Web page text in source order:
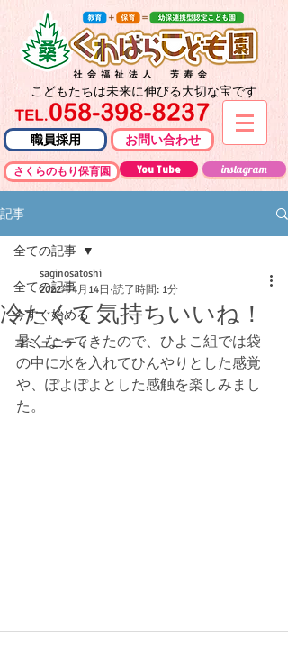
こどもたちは未来に伸びる大切な宝です
職員採用 お問い合わせ
さくらのもり保育園 You Tube instagram
記事
全ての記事
今すぐ始める
コミュニティ
全ての記事
冷たくて気持ちいいね！
saginosatoshi
2022年4月14日 読了時間: 1分
暑くなってきたので、ひよこ組では袋
の中に水を入れてひんやりとした感覚
や、ぽよぽよとした感触を楽しみまし
た。